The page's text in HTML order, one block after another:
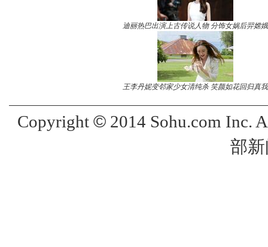
迪丽热巴出演上古传说人物 分饰女娲后羿嫦娥
王李丹妮变邻家少女清纯杀 笑颜如花回归真我
Copyright ©2014 Sohu.com Inc.
部